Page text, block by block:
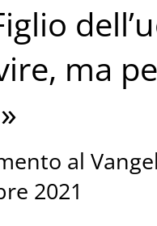
ma
al
2021